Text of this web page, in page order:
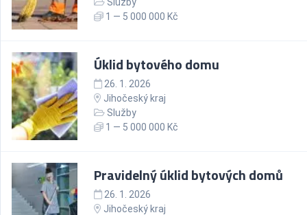
1 — 5 000 000 Kč
Úklid bytového domu
26. 1. 2026
Jihočeský kraj
Služby
1 — 5 000 000 Kč
Pravidelný úklid bytových domů
26. 1. 2026
Jihočeský kraj